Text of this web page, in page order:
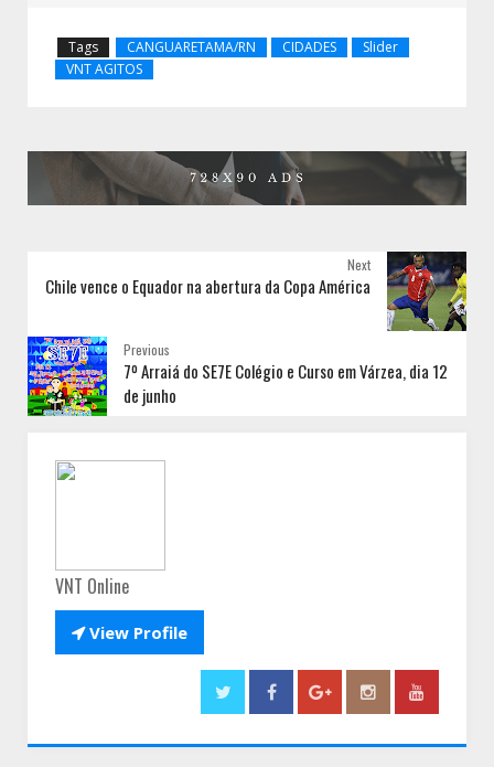
Tags CANGUARETAMA/RN CIDADES
Slider
VNT AGITOS
Next
Chile vence o Equador na abertura da Copa América
Previous
7º Arraiá do SE7E Colégio e Curso em Várzea, dia 12
de junho
VNT Online
View Profile